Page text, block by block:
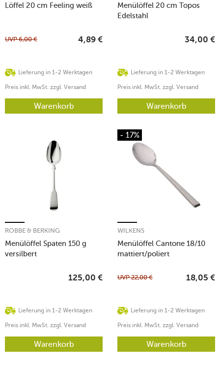
Löffel 20 cm Feeling weiß
Lieferung in 1-2 Werktagen
UVP6,00 € 4,89 €
Preis inkl. MwSt. zzgl. Versand
Warenkorb
Menülöffel 20 cm Topos
Edelstahl
Lieferung in 1-2 Werktagen
34,00 €
Preis inkl. MwSt. zzgl. Versand
Warenkorb
Menülöffel Spaten 150 g
versilbert
ROBBE & BERKING
Lieferung in 1-2 Werktagen
125,00 €
Preis inkl. MwSt. zzgl. Versand
Warenkorb
- 17%
Menülöffel Cantone 18/10
mattiert/poliert
WILKENS
Lieferung in 1-2 Werktagen
UVP22,00 € 18,05 €
Preis inkl. MwSt. zzgl. Versand
Warenkorb